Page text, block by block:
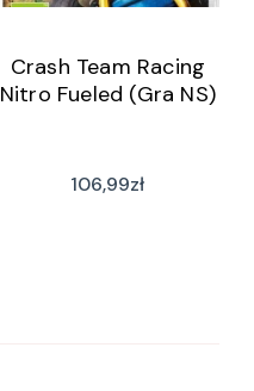
Crash Team Racing
Nitro Fueled (Gra NS)
106,99zł